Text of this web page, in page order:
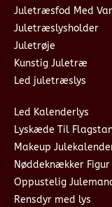
Juletræsfod Med
Juletræslysholder
Juletrøje
Kunstig Juletræ
Led juletræslys
Led Kalenderlys
Lyskæde Til
Makeup
Nøddeknækker Figur
Oppustelig
Rensdyr med lys